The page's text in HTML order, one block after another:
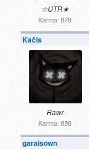
☆UTR★
Karma: 878
Kačis
Rawr
Karma: 858
garaisown